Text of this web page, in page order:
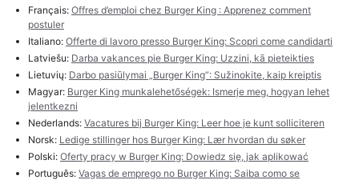
Français: Offres d’emploi chez Burger King : Apprenez comment
postuler
Italiano: Offerte di lavoro presso Burger King: Scopri come candidarti
Latviešu: Darba vakances pie Burger King: Uzzini, kā pieteikties
Lietuvių: Darbo pasiūlymai „Burger King“: Sužinokite, kaip kreiptis
Magyar: Burger King munkalehetőségek: Ismerje meg, hogyan lehet
jelentkezni
Nederlands: Vacatures bij Burger King: Leer hoe je kunt solliciteren
Norsk: Ledige stillinger hos Burger King: Lær hvordan du søker
Polski: Oferty pracy w Burger King: Dowiedz się, jak aplikować
Português: Vagas de emprego no Burger King: Saiba como se